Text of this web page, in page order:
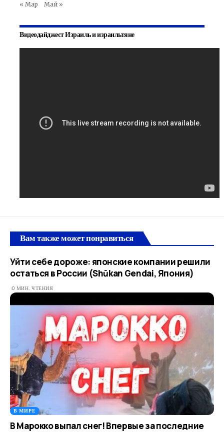
« Мар Май »
Видеодайджест Израиль и израильтяне
Вам также может понравиться
Уйти себе дороже: японские компании решили
остаться в России (Shūkan Gendai, Япония)
0 МИН. ЧТЕНИЯ
В МИРЕ
В Марокко выпал снег! Впервые за последние